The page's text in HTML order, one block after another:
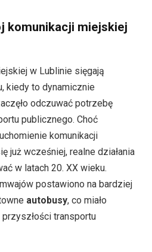
komunikacji miejskiej
w Lublinie sięgają
kiedy to dynamicznie
odczuwać potrzebę
publicznego. Choć
komunikacji
już wcześniej, realne działania
w latach 20. XX wieku.
postawiono na bardziej
autobusy, co miało
transportu